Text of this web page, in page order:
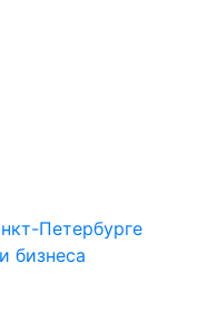
Петербурге
бизнеса